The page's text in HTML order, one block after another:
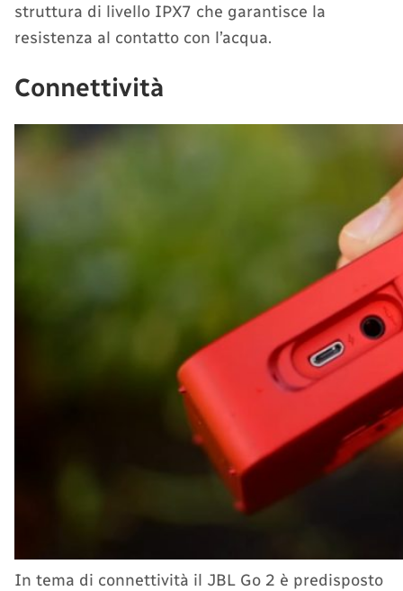
struttura di livello IPX7 che garantisce la
resistenza al contatto con l’acqua.
Connettività
In tema di connettività il JBL Go 2 è predisposto